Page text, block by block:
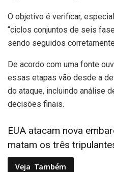
O objetivo é verificar,
“ciclos conjuntos de seis
sendo seguidos
De acordo com uma fonte
essas etapas vão desde a
do ataque, incluindo análise
decisões finais.
EUA atacam nova
matam os três
Veja Também